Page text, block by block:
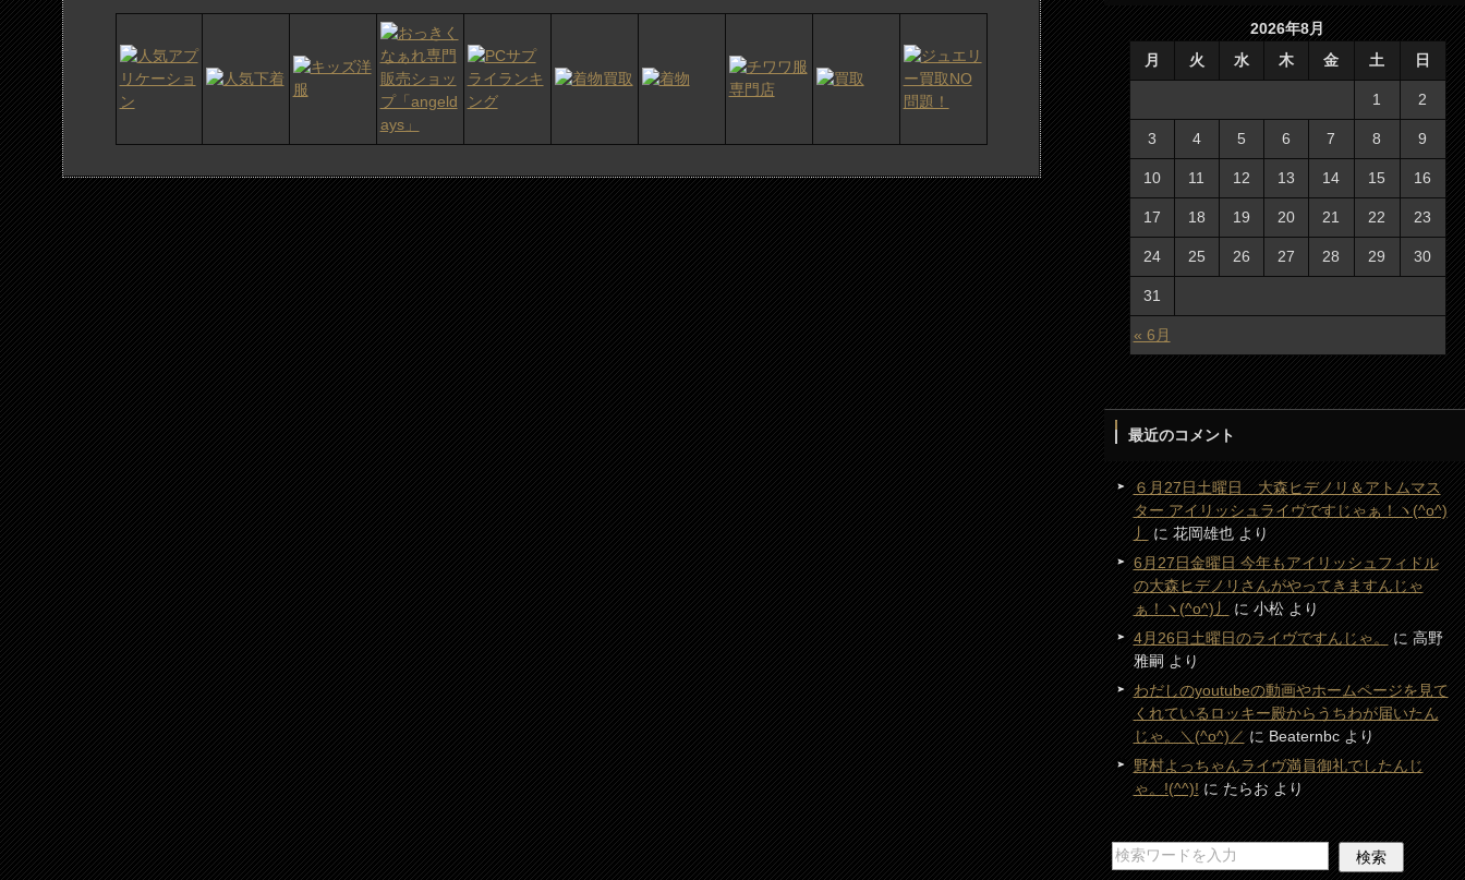
2026年8月
月
火 水 木 金 土 日
« 6月
1 2
3 4 5 6 7 8 9
10 11 12 13 14 15 16
17 18 19 20 21 22 23
24 25 26 27 28 29 30
31
最近のコメント
６月27日土曜日 大森ヒデノリ＆アトムマス
ター アイリッシュライヴですじゃぁ！ヽ(^o^)
丿に花岡雄也より
6月27日金曜日 今年もアイリッシュフィドル
の大森ヒデノリさんがやってきますんじゃ
ぁ！ヽ(^o^)丿に小松より
4月26日土曜日のライヴですんじゃ。に高野
雅嗣より
わだしのyoutubeの動画やホームページを見て
くれているロッキー殿からうちわが届いたん
じゃ。＼(^o^)／にBeaternbcより
野村よっちゃんライヴ満員御礼でしたんじ
ゃ。!(^^)!にたらおより